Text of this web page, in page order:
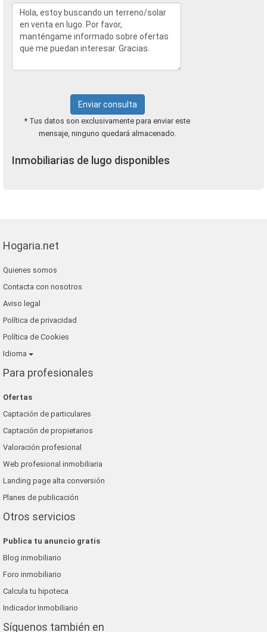
Enviar consulta
* Tus datos son exclusivamente para enviar este
mensaje, ninguno quedará almacenado.
Inmobiliarias de lugo disponibles
Hogaria.net
Quienes somos
Contacta con nosotros
Aviso legal
Política de privacidad
Política de Cookies
Idioma
Para profesionales
Ofertas
Captación de particulares
Captación de propietarios
Valoración profesional
Web profesional inmobiliaria
Landing page alta conversión
Planes de publicación
Otros servicios
Publica tu anuncio gratis
Blog inmobiliario
Foro inmobiliario
Calcula tu hipoteca
Indicador Inmobiliario
Síguenos también en